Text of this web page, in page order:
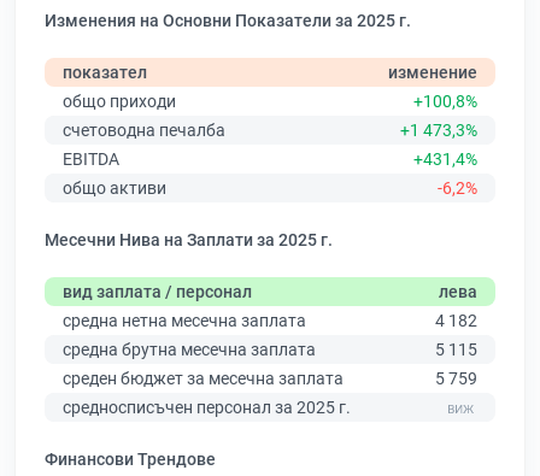
Изменения на Основни Показатели за 2025 г.
показател
изменение
общо приходи
+100,8%
счетоводна печалба
+1 473,3%
EBITDA
+431,4%
общо активи
-6,2%
Месечни Нива на Заплати за 2025 г.
вид заплата / персонал
лева
средна нетна месечна заплата
4 182
средна брутна месечна заплата
5 115
среден бюджет за месечна заплата
5 759
средносписъчен персонал за 2025 г.
Финансови Трендове